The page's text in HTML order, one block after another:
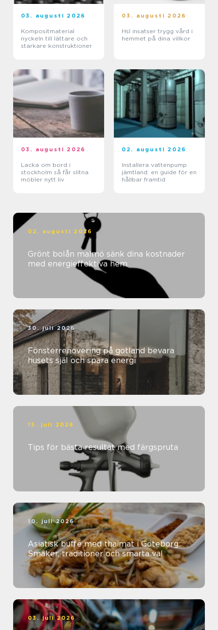
03. augusti 2026
Kompositmaterial
nyckeln till lättare och
starkare konstruktioner
03. augusti 2026
Hsl insatser trygg vård i
hemmet på dina villkor
03. augusti 2026
Lacka om bord i
stockholm så får slitna
möbler nytt liv
02. augusti 2026
Installera vattenpump
jämtland: en guide för en
hållbar framtid
02. augusti 2026
Grönt bolån malmö sänk dina kostnader
med energieffektiva hem
30. juli 2026
Fönsterrenovering på gotland bevara
husets själ och spara energi
15. juli 2026
Tips för bästa resultat med färgspruta
10. juli 2026
Asiatisk buffé med thaimat i Göteborg:
Smaker, traditioner och smarta val
03. juli 2026